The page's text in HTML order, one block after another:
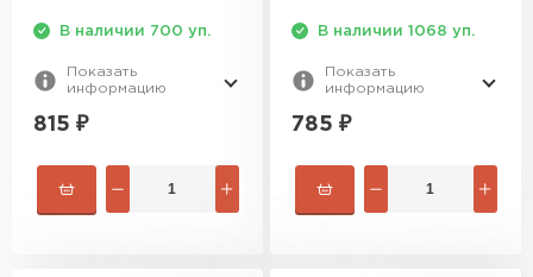
В наличии 700 уп.
Показать
информацию
815 ₽
В наличии 1068 уп.
Показать
информацию
785 ₽